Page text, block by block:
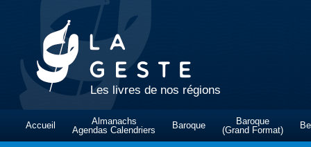
Les livres de nos régions
Accueil
Almanachs
Agendas Calendriers
Baroque
Baroque
(Grand Format)